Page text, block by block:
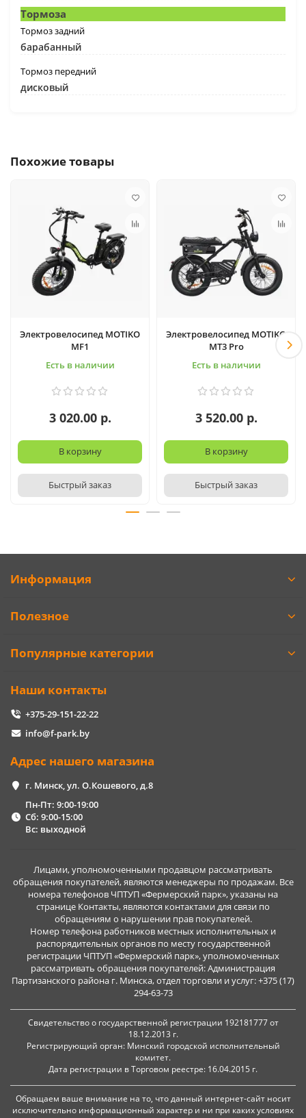
Тормоза
Тормоз задний
барабанный
Тормоз передний
дисковый
Похожие товары
Электровелосипед MOTIKO
MF1
Есть в наличии
3 020.00 р.
В корзину
Быстрый заказ
Электровелосипед MOTIKO
MT3 Pro
Есть в наличии
3 520.00 р.
В корзину
Быстрый заказ
Информация
Полезное
Популярные категории
Наши контакты
+375-29-151-22-22
info@f-park.by
Адрес нашего магазина
г. Минск, ул. О.Кошевого, д.8
Пн-Пт: 9:00-19:00
Сб: 9:00-15:00
Вс: выходной
Лицами, уполномоченными продавцом рассматривать
обращения покупателей, являются менеджеры по продажам. Все
номера телефонов ЧПТУП «Фермерский парк», указаны на
странице Контакты, являются контактами для связи по
обращениям о нарушении прав покупателей.
Номер телефона работников местных исполнительных и
распорядительных органов по месту государственной
регистрации ЧПТУП «Фермерский парк», уполномоченных
рассматривать обращения покупателей: Администрация
Партизанского района г. Минска, отдел торговли и услуг: +375 (17)
294-63-73
Свидетельство о государственной регистрации 192181777 от
18.12.2013 г.
Регистрирующий орган: Минский городской исполнительный
комитет.
Дата регистрации в Торговом реестре: 16.04.2015 г.
Обращаем ваше внимание на то, что данный интернет-сайт носит
исключительно информационный характер и ни при каких условиях